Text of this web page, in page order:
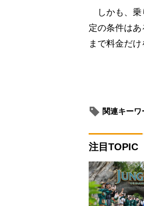
しかも、乗
定の条件は
まで料金だけ
関連キーワ
注目TOPIC